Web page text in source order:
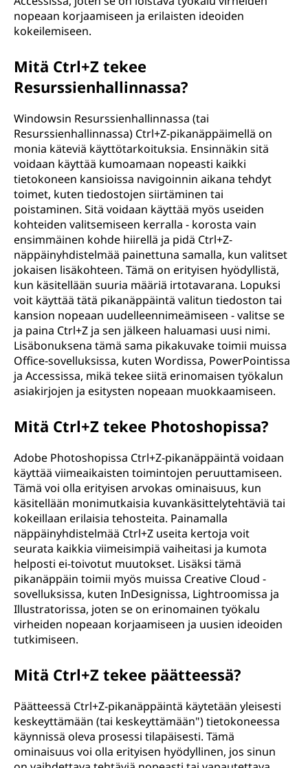
nopeaan korjaamiseen ja erilaisten ideoiden
kokeilemiseen.
Mitä Ctrl+Z tekee
Resurssienhallinnassa?
Windowsin Resurssienhallinnassa (tai
Resurssienhallinnassa) Ctrl+Z-pikanäppäimellä on
monia käteviä käyttötarkoituksia. Ensinnäkin sitä
voidaan käyttää kumoamaan nopeasti kaikki
tietokoneen kansioissa navigoinnin aikana tehdyt
toimet, kuten tiedostojen siirtäminen tai
poistaminen. Sitä voidaan käyttää myös useiden
kohteiden valitsemiseen kerralla - korosta vain
ensimmäinen kohde hiirellä ja pidä Ctrl+Z-
näppäinyhdistelmää painettuna samalla, kun valitset
jokaisen lisäkohteen. Tämä on erityisen hyödyllistä,
kun käsitellään suuria määriä irtotavarana. Lopuksi
voit käyttää tätä pikanäppäintä valitun tiedoston tai
kansion nopeaan uudelleennimeämiseen - valitse se
ja paina Ctrl+Z ja sen jälkeen haluamasi uusi nimi.
Lisäbonuksena tämä sama pikakuvake toimii muissa
Office-sovelluksissa, kuten Wordissa, PowerPointissa
ja Accessissa, mikä tekee siitä erinomaisen työkalun
asiakirjojen ja esitysten nopeaan muokkaamiseen.
Mitä Ctrl+Z tekee Photoshopissa?
Adobe Photoshopissa Ctrl+Z-pikanäppäintä voidaan
käyttää viimeaikaisten toimintojen peruuttamiseen.
Tämä voi olla erityisen arvokas ominaisuus, kun
käsitellään monimutkaisia kuvankäsittelytehtäviä tai
kokeillaan erilaisia tehosteita. Painamalla
näppäinyhdistelmää Ctrl+Z useita kertoja voit
seurata kaikkia viimeisimpiä vaiheitasi ja kumota
helposti ei-toivotut muutokset. Lisäksi tämä
pikanäppäin toimii myös muissa Creative Cloud -
sovelluksissa, kuten InDesignissa, Lightroomissa ja
Illustratorissa, joten se on erinomainen työkalu
virheiden nopeaan korjaamiseen ja uusien ideoiden
tutkimiseen.
Mitä Ctrl+Z tekee päätteessä?
Päätteessä Ctrl+Z-pikanäppäintä käytetään yleisesti
keskeyttämään (tai keskeyttämään") tietokoneessa
käynnissä oleva prosessi tilapäisesti. Tämä
ominaisuus voi olla erityisen hyödyllinen, jos sinun